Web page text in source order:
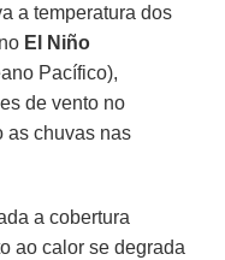
a temperatura dos
El Niño
Pacífico),
de vento no
as chuvas nas
a cobertura
ao calor se degrada